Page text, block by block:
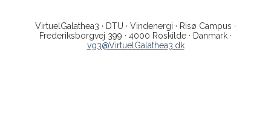
VirtuelGalathea3 · DTU · Vindenergi · Risø Campus ·
Frederiksborgvej 399 · 4000 Roskilde · Danmark ·
vg3@VirtuelGalathea3.dk